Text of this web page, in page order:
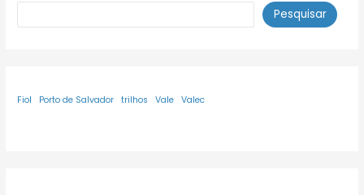
Pesquisar
Fiol Porto de Salvador trilhos Vale Valec